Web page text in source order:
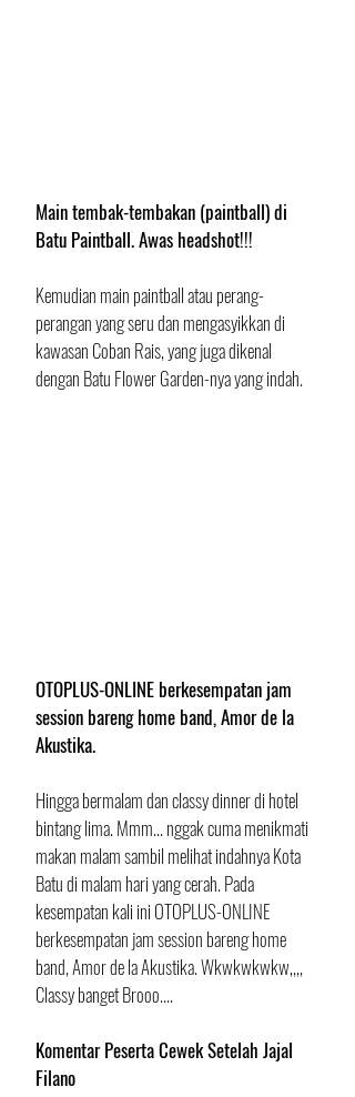
Main tembak-tembakan (paintball) di
Batu Paintball. Awas headshot!!!
Kemudian main paintball atau perang-
perangan yang seru dan mengasyikkan di
kawasan Coban Rais, yang juga dikenal
dengan Batu Flower Garden-nya yang indah.
OTOPLUS-ONLINE berkesempatan jam
session bareng home band, Amor de la
Akustika.
Hingga bermalam dan classy dinner di hotel
bintang lima. Mmm... nggak cuma menikmati
makan malam sambil melihat indahnya Kota
Batu di malam hari yang cerah. Pada
kesempatan kali ini OTOPLUS-ONLINE
berkesempatan jam session bareng home
band, Amor de la Akustika. Wkwkwkwkw,,,,
Classy banget Brooo....
Komentar Peserta Cewek Setelah Jajal
Filano